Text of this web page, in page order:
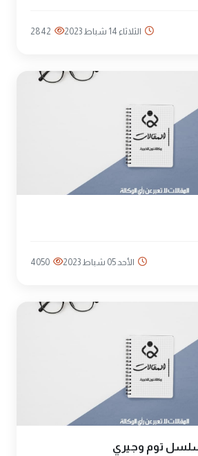
الثلاثاء 14 شباط 2023 2842
الأحد 05 شباط 2023 4050
توم وجيري